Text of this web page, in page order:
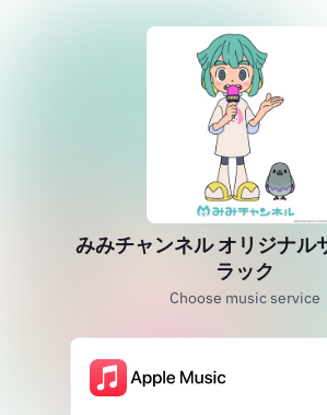
みみチャンネル オリジナル
ラック
Choose music service